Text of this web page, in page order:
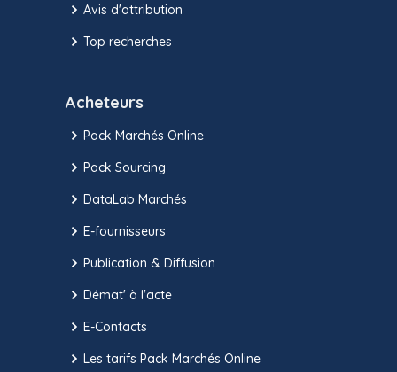
Avis d'attribution
Top recherches
Acheteurs
Pack Marchés Online
Pack Sourcing
DataLab Marchés
E-fournisseurs
Publication & Diffusion
Démat' à l'acte
E-Contacts
Les tarifs Pack Marchés Online